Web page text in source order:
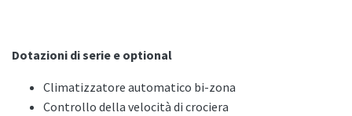
Dotazioni di serie e optional
Climatizzatore automatico bi-zona
Controllo della velocità di crociera